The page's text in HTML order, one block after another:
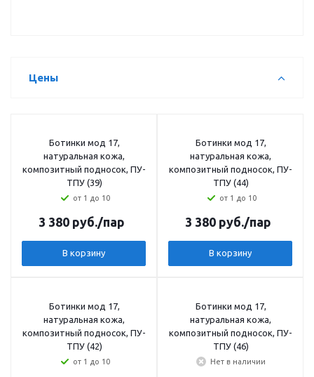
Цены
Ботинки мод 17,
натуральная кожа,
композитный подносок, ПУ-
ТПУ (39)
от 1 до 10
3 380 руб./пар
В корзину
Ботинки мод 17,
натуральная кожа,
композитный подносок, ПУ-
ТПУ (44)
от 1 до 10
3 380 руб./пар
В корзину
Ботинки мод 17,
натуральная кожа,
композитный подносок, ПУ-
ТПУ (42)
от 1 до 10
Ботинки мод 17,
натуральная кожа,
композитный подносок, ПУ-
ТПУ (46)
Нет в наличии